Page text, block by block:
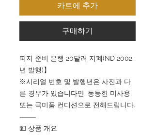
카트에 추가
구매하기
피지 준비 은행 20달러 지폐(ND 2002
년 발행)】
※시리얼 번호 및 발행년은 사진과 다
른 경우가 있습니다만, 동등한 미사용
또는 극미품 컨디션으로 전해드립니다.
⸻
💵 상품 개요